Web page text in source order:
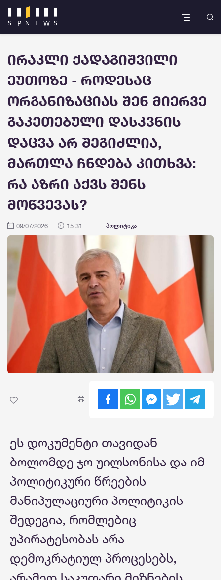
ირაკლი ქადაგიშვილი
ეუთოზე - როდესაც
ორგანიზაციას შენ მიერვე
გაკეთებული დასკვნის
დაცვა არ შეგიძლია,
მართლა ჩნდება კითხვა:
რა აზრი აქვს შენს
მოწვევას?
09/07/2026 15:31 პოლიტიკა
ეს დოკუმენტი თავიდან
ბოლომდე ჯო უილსონისა და იმ
პოლიტიკური წრეების
მანიპულაციური პოლიტიკის
შედეგია, რომლებიც
უპირატესობას არა
დემოკრატიულ პროცესებს,